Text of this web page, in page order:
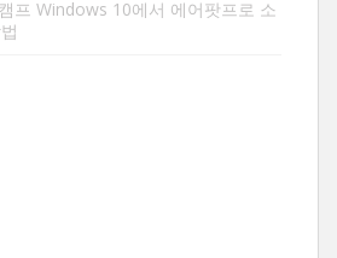
프 Windows 10에서 에어팟프로 소